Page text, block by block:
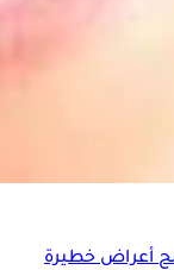
وخطر
أعراض خطيرة